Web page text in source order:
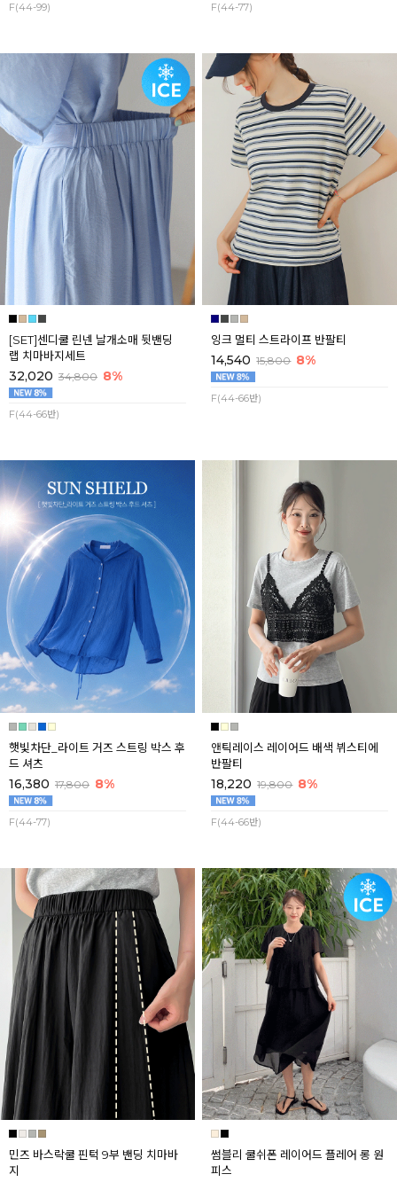
F(44-99) F(44-77)
[SET]센디쿨 린넨 날개소매 뒷밴딩
랩 치마바지세트
32,020 34,800 8%
F(44-66반)
잉크 멀티 스트라이프 반팔티
14,540 15,800 8%
F(44-66반)
햇빛차단_라이트 거즈 스트링 박스 후
드 셔츠
16,380 17,800 8%
F(44-77)
앤틱레이스 레이어드 배색 뷔스티에
반팔티
18,220 19,800 8%
F(44-66반)
민즈 바스락쿨 핀턱 9부 밴딩 치마바
지
썸블리 쿨쉬폰 레이어드 플레어 롱 원
피스